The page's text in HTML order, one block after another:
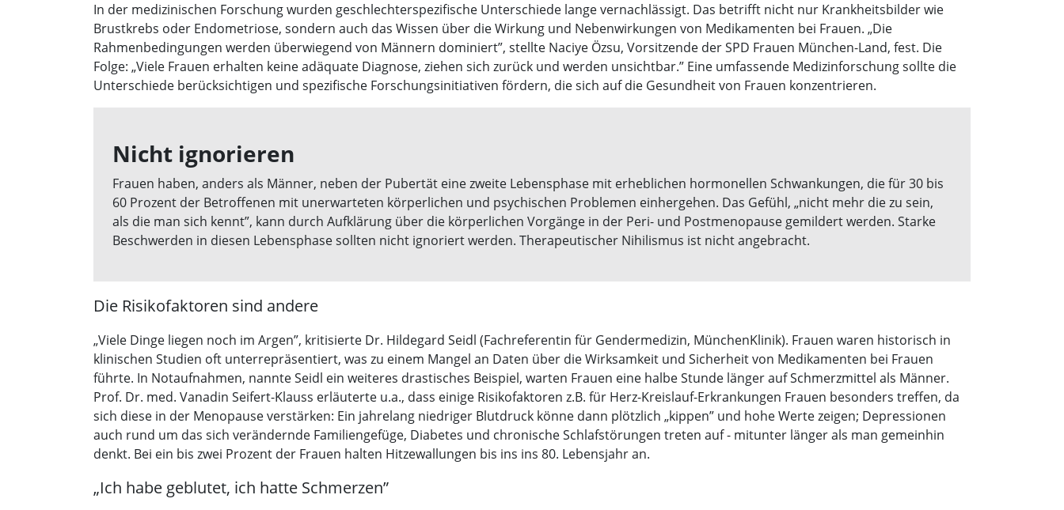
In der medizinischen Forschung wurden geschlechterspezifische Unterschiede lange vernachlässigt. Das betrifft nicht nur Krankheitsbilder wie
Brustkrebs oder Endometriose, sondern auch das Wissen über die Wirkung und Nebenwirkungen von Medikamenten bei Frauen. „Die
Rahmenbedingungen werden überwiegend von Männern dominiert”, stellte Naciye Özsu, Vorsitzende der SPD Frauen München-Land, fest. Die
Folge: „Viele Frauen erhalten keine adäquate Diagnose, ziehen sich zurück und werden unsichtbar.” Eine umfassende Medizinforschung sollte die
Unterschiede berücksichtigen und spezifische Forschungsinitiativen fördern, die sich auf die Gesundheit von Frauen konzentrieren.
Nicht ignorieren
Frauen haben, anders als Männer, neben der Pubertät eine zweite Lebensphase mit erheblichen hormonellen Schwankungen, die für 30 bis
60 Prozent der Betroffenen mit unerwarteten körperlichen und psychischen Problemen einhergehen. Das Gefühl, „nicht mehr die zu sein,
als die man sich kennt”, kann durch Aufklärung über die körperlichen Vorgänge in der Peri- und Postmenopause gemildert werden. Starke
Beschwerden in diesen Lebensphase sollten nicht ignoriert werden. Therapeutischer Nihilismus ist nicht angebracht.
Die Risikofaktoren sind andere
„Viele Dinge liegen noch im Argen”, kritisierte Dr. Hildegard Seidl (Fachreferentin für Gendermedizin, MünchenKlinik). Frauen waren historisch in
klinischen Studien oft unterrepräsentiert, was zu einem Mangel an Daten über die Wirksamkeit und Sicherheit von Medikamenten bei Frauen
führte. In Notaufnahmen, nannte Seidl ein weiteres drastisches Beispiel, warten Frauen eine halbe Stunde länger auf Schmerzmittel als Männer.
Prof. Dr. med. Vanadin Seifert-Klauss erläuterte u.a., dass einige Risikofaktoren z.B. für Herz-Kreislauf-Erkrankungen Frauen besonders treffen, da
sich diese in der Menopause verstärken: Ein jahrelang niedriger Blutdruck könne dann plötzlich „kippen” und hohe Werte zeigen; Depressionen
auch rund um das sich verändernde Familiengefüge, Diabetes und chronische Schlafstörungen treten auf - mitunter länger als man gemeinhin
denkt. Bei ein bis zwei Prozent der Frauen halten Hitzewallungen bis ins ins 80. Lebensjahr an.
„Ich habe geblutet, ich hatte Schmerzen”